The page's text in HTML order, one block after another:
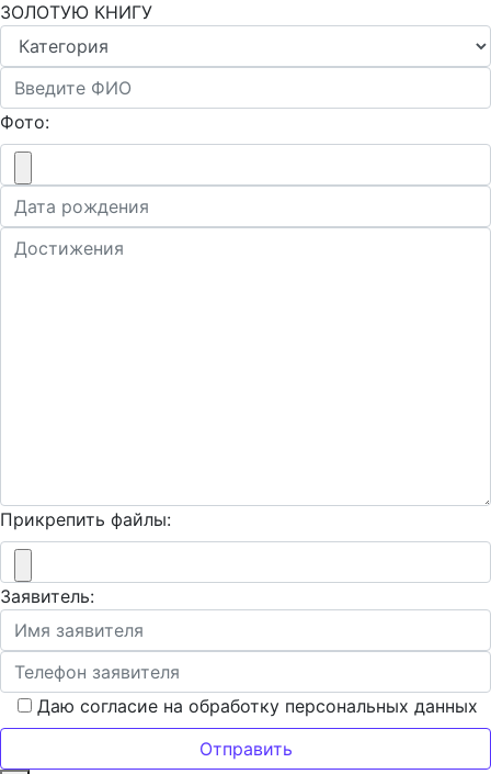
ЗОЛОТУЮ КНИГУ
Фото:
Прикрепить файлы:
Заявитель:
Даю согласие на обработку персональных данных